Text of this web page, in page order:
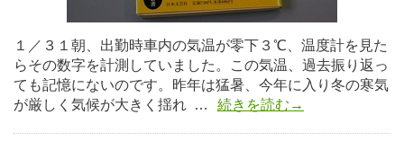
１／３１朝、出勤時車内の気温が零下３℃、温度計を見た
らその数字を計測していました。この気温、過去振り返っ
ても記憶にないのです。昨年は猛暑、今年に入り冬の寒気
が厳しく気候が大きく揺れ …
続きを読む→